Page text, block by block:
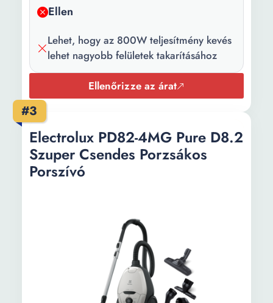
Tápfeszültség:
Zajszint:
68 dB
Zsák típus:
Hozzátartozó
kiegészítők:
Standard kefe (porszívófej)
Réstisztító szívófej
Parkettakefe
Ellen
Lehet, hogy az 800W teljesítmény kevés
lehet nagyobb felületek takarításához
Ellenőrizze az árat
#3
Electrolux PD82-4MG Pure D8.2
Szuper Csendes Porzsákos
Porszívó